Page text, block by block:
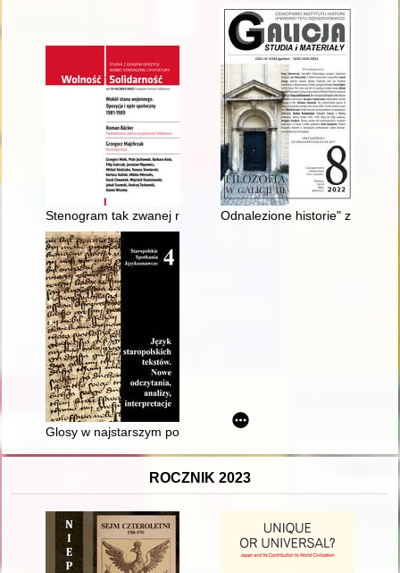
Stenogram tak zwanej rozmowy braci i jej ekspertyza
Odnalezione historie" z ziemi
Glosy w najstarszym polskim przekazie Reguły III Zakonu św.
ROCZNIK 2023